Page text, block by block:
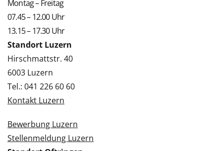
Montag – Freitag
07.45 – 12.00 Uhr
13.15 – 17.30 Uhr
Standort Luzern
Hirschmattstr. 40
6003 Luzern
Tel.: 041 226 60 60
Kontakt Luzern
Bewerbung Luzern
Stellenmeldung Luzern